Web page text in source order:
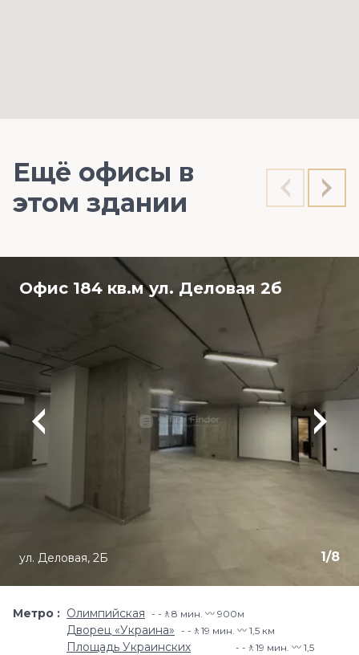
Ещё офисы в
этом здании
Офис 184 кв.м ул. Деловая 2б
1/8
ул. Деловая, 2Б
Метро Олимпийская -🚶8 мин. 〰️ 900м
Дворец «Украина» -🚶19 мин. 〰️ 1,5 км
Площадь Украинских
-🚶19 мин. 〰️ 1,5